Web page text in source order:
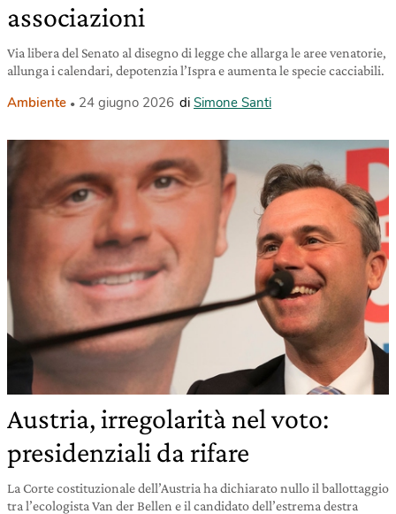
associazioni
Via libera del Senato al disegno di legge che allarga le aree venatorie,
allunga i calendari, depotenzia l’Ispra e aumenta le specie cacciabili.
Ambiente 24 giugno 2026 di Simone Santi
Austria, irregolarità nel voto:
presidenziali da rifare
La Corte costituzionale dell’Austria ha dichiarato nullo il ballottaggio
tra l’ecologista Van der Bellen e il candidato dell’estrema destra